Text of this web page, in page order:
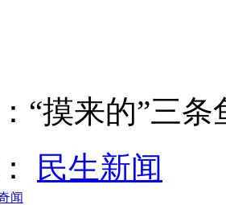
被发现后持刀伤人
偷撒现金开路
来的”三条
民生新闻
闻